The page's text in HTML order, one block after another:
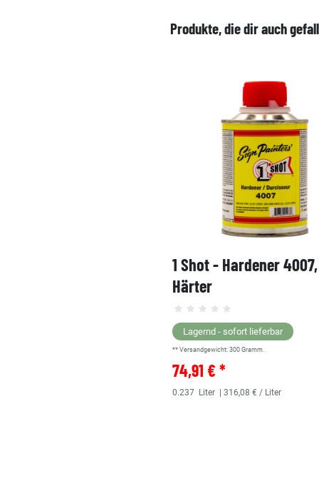
Produkte, die dir auch
1 Shot - Hardener
Härter
Lagernd - sofort lieferbar
** Versandgewicht: 300 Gramm.
74,91 € *
0.237 Liter | 316,08 € / Liter